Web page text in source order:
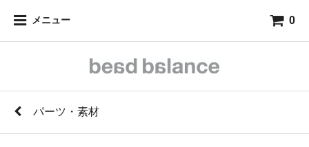
メニュー 0
パーツ・素材